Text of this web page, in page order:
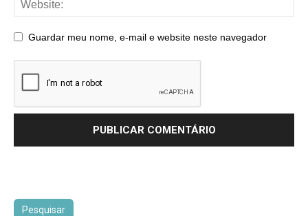
Guardar meu nome, e-mail e website neste navegador
Pesquisar